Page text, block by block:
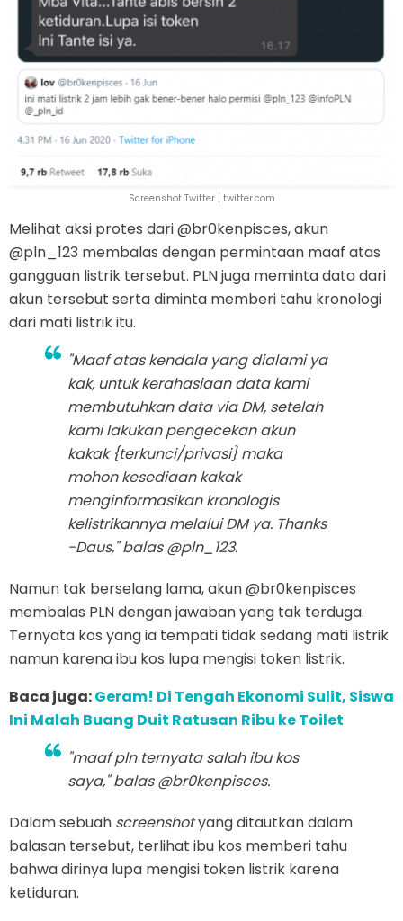
Screenshot Twitter | twitter.com
Melihat aksi protes dari @br0kenpisces, akun
@pln_123 membalas dengan permintaan maaf atas
gangguan listrik tersebut. PLN juga meminta data dari
akun tersebut serta diminta memberi tahu kronologi
dari mati listrik itu.
"Maaf atas kendala yang dialami ya
kak, untuk kerahasiaan data kami
membutuhkan data via DM, setelah
kami lakukan pengecekan akun
kakak {terkunci/privasi} maka
mohon kesediaan kakak
menginformasikan kronologis
kelistrikannya melalui DM ya. Thanks
-Daus," balas @pln_123.
Namun tak berselang lama, akun @br0kenpisces
membalas PLN dengan jawaban yang tak terduga.
Ternyata kos yang ia tempati tidak sedang mati listrik
namun karena ibu kos lupa mengisi token listrik.
Baca juga:Geram! Di Tengah Ekonomi Sulit, Siswa
Ini Malah Buang Duit Ratusan Ribu ke Toilet
"maaf pln ternyata salah ibu kos
saya," balas @br0kenpisces.
Dalam sebuah screenshotyang ditautkan dalam
balasan tersebut, terlihat ibu kos memberi tahu
bahwa dirinya lupa mengisi token listrik karena
ketiduran.